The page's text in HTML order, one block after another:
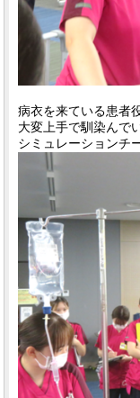
病衣を来ている患者
大変上手で馴染んで
シミュレーションチ